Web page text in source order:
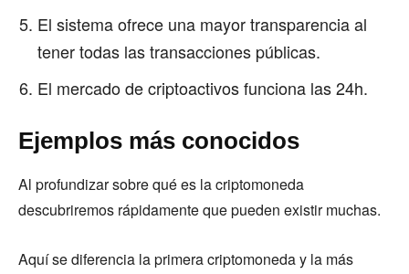
El sistema ofrece una mayor transparencia al
tener todas las transacciones públicas.
El mercado de criptoactivos funciona las 24h.
Ejemplos más conocidos
Al profundizar sobre qué es la criptomoneda
descubriremos rápidamente que pueden existir muchas.
Aquí se diferencia la primera criptomoneda y la más